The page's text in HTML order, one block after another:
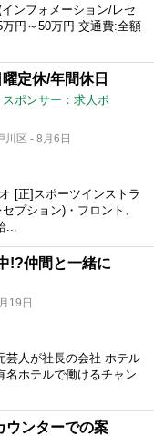
ンフォメーション/レセ
円～50万円 交通費:全額
定休/年間休日
スポンサー：求人ボ
川区 - 8月6日
[正]スポーツインストラ
プション)・フロント、
!?仲間と一緒に
19日
芸人が社長の会社 ホテル
名ホテルで働けるチャン
ウンターでの案